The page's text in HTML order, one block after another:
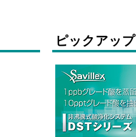
ピックアップ